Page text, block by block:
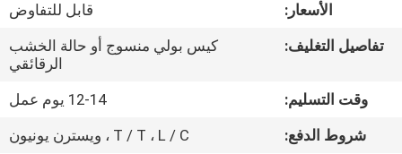
مراقبة
الجودة
اتصل
الأسعار:
قابل للتفاوض
تفاصيل التغليف:
كيس بولي منسوج أو حالة الخشب
الرقائقي
وقت التسليم:
12-14 يوم عمل
شروط الدفع:
T / T ، L / C ، ويسترن يونيون